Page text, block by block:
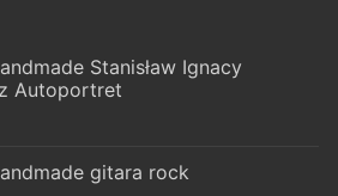
Stanisław Ignacy
Autoportret
gitara rock